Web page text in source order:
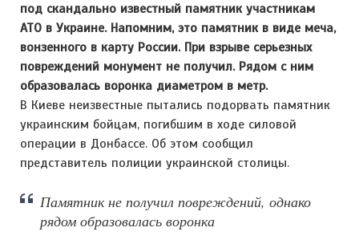
под скандально известный памятник участникам
АТО в Украине. Напомним, это памятник в виде меча,
вонзенного в карту России. При взрыве серьезных
повреждений монумент не получил. Рядом с ним
образовалась воронка диаметром в метр.
В Киеве неизвестные пытались подорвать памятник
украинским бойцам, погибшим в ходе силовой
операции в Донбассе. Об этом сообщил
представитель полиции украинской столицы.
Памятник не получил повреждений, однако
рядом образовалась воронка